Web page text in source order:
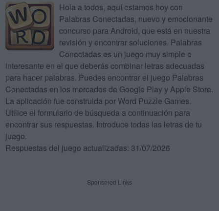
Hola a todos, aquí estamos hoy con
Palabras Conectadas, nuevo y emocionante
concurso para Android, que está en nuestra
revisión y encontrar soluciones. Palabras
Conectadas es un juego muy simple e
interesante en el que deberás combinar letras adecuadas
para hacer palabras. Puedes encontrar el juego Palabras
Conectadas en los mercados de Google Play y Apple Store.
La aplicación fue construida por Word Puzzle Games.
Utilice el formulario de búsqueda a continuación para
encontrar sus respuestas. Introduce todas las letras de tu
juego.
Respuestas del juego actualizadas: 31/07/2026
Sponsored Links